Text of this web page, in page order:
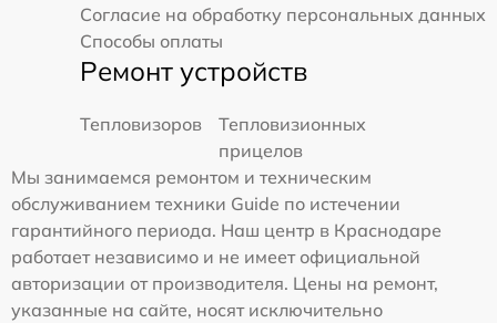
Согласие на обработку персональных данных
Способы оплаты
Ремонт устройств
Тепловизоров
Тепловизионных
прицелов
Мы занимаемся ремонтом и техническим
обслуживанием техники Guide по истечении
гарантийного периода. Наш центр в Краснодаре
работает независимо и не имеет официальной
авторизации от производителя. Цены на ремонт,
указанные на сайте, носят исключительно